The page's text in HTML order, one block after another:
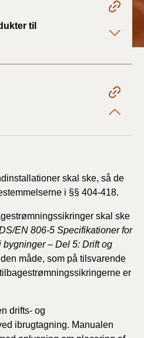
til
skal ske, så de
i §§ 404-418.
skal ske
EN 806-5 Specifikationer for
– Del 5: Drift og
måde, som på tilsvarende
er
drifts- og
ibrugtagning. Manualen